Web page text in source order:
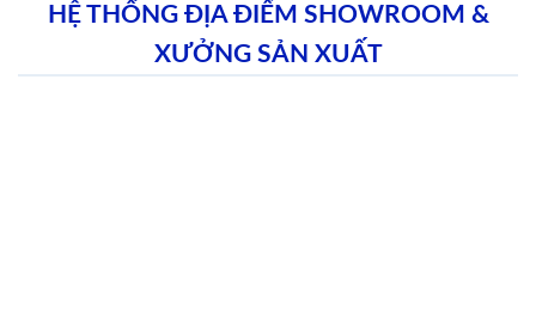
HỆ THỐNG ĐỊA ĐIỂM SHOWROOM &
XƯỞNG SẢN XUẤT